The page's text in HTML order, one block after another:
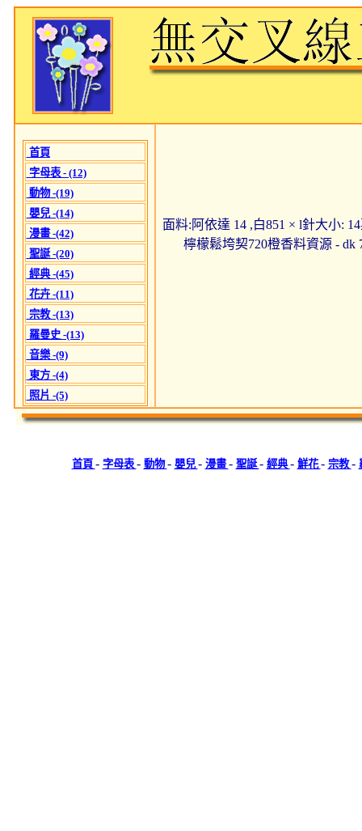
首頁
字母表 - (12)
動物 -(19)
嬰兒 -(14)
漫畫 -(42)
聖誕 -(20)
經典 -(45)
花卉 -(11)
宗教 -(13)
羅曼史 -(13)
音樂 -(9)
東方 -(4)
照片 -(5)
面料:阿依達 14 ,白851 × l針大小:
檸檬鬆垮契720橙香料資源 - dk
首頁 - 字母表 - 動物- 嬰兒- 漫畫- 聖誕- 經典- 鮮花- 宗教-